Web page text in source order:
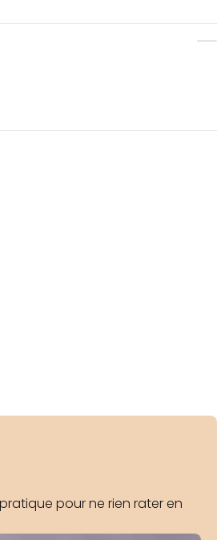
pour ne rien rater en